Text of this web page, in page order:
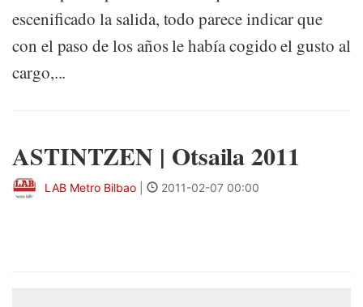
escenificado la salida, todo parece indicar que
con el paso de los años le había cogido el gusto al
cargo,...
ASTINTZEN | Otsaila 2011
LAB Metro Bilbao 2011-02-07 00:00